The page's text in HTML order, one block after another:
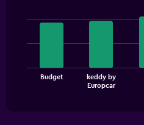
bars.
The
chartBudget
keddy by
Europcar